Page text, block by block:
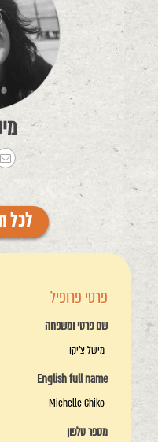
לכל
פרטי פרופיל
שם פרטי ומשפחה
מישל צ'יקו
English full name
Michelle Chiko
מספר טלפון